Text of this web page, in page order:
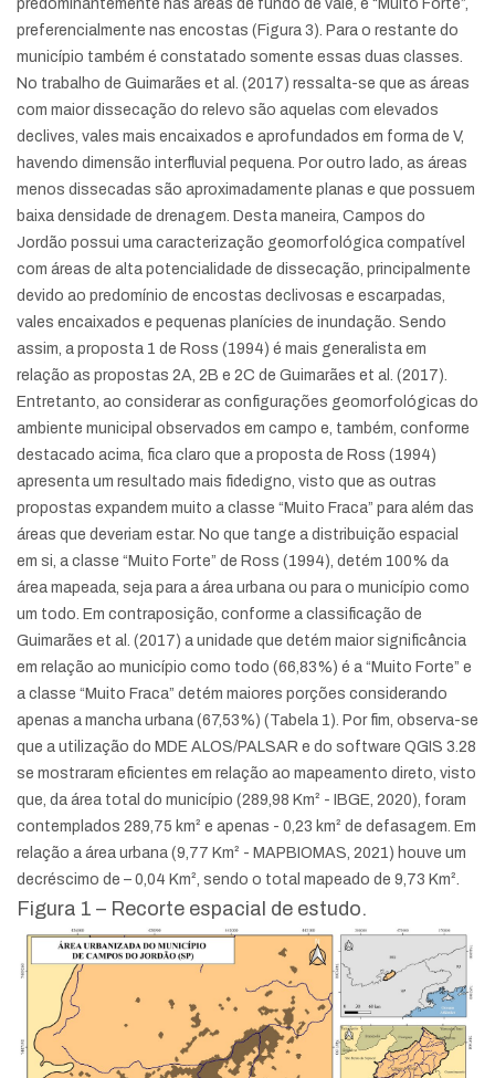
predominantemente nas áreas de fundo de vale, e “Muito Forte”,
preferencialmente nas encostas (Figura 3). Para o restante do
município também é constatado somente essas duas classes.
No trabalho de Guimarães et al. (2017) ressalta-se que as áreas
com maior dissecação do relevo são aquelas com elevados
declives, vales mais encaixados e aprofundados em forma de V,
havendo dimensão interfluvial pequena. Por outro lado, as áreas
menos dissecadas são aproximadamente planas e que possuem
baixa densidade de drenagem. Desta maneira, Campos do
Jordão possui uma caracterização geomorfológica compatível
com áreas de alta potencialidade de dissecação, principalmente
devido ao predomínio de encostas declivosas e escarpadas,
vales encaixados e pequenas planícies de inundação. Sendo
assim, a proposta 1 de Ross (1994) é mais generalista em
relação as propostas 2A, 2B e 2C de Guimarães et al. (2017).
Entretanto, ao considerar as configurações geomorfológicas do
ambiente municipal observados em campo e, também, conforme
destacado acima, fica claro que a proposta de Ross (1994)
apresenta um resultado mais fidedigno, visto que as outras
propostas expandem muito a classe “Muito Fraca” para além das
áreas que deveriam estar. No que tange a distribuição espacial
em si, a classe “Muito Forte” de Ross (1994), detém 100% da
área mapeada, seja para a área urbana ou para o município como
um todo. Em contraposição, conforme a classificação de
Guimarães et al. (2017) a unidade que detém maior significância
em relação ao município como todo (66,83%) é a “Muito Forte” e
a classe “Muito Fraca” detém maiores porções considerando
apenas a mancha urbana (67,53%) (Tabela 1). Por fim, observa-se
que a utilização do MDE ALOS/PALSAR e do software QGIS 3.28
se mostraram eficientes em relação ao mapeamento direto, visto
que, da área total do município (289,98 Km² - IBGE, 2020), foram
contemplados 289,75 km² e apenas - 0,23 km² de defasagem. Em
relação a área urbana (9,77 Km² - MAPBIOMAS, 2021) houve um
decréscimo de – 0,04 Km², sendo o total mapeado de 9,73 Km².
Figura 1 – Recorte espacial de estudo.